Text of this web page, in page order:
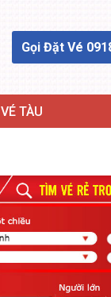
Gọi Đặt Vé
VÉ TÀU